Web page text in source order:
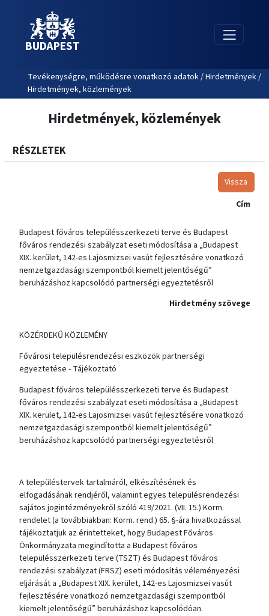
BUDAPEST
Tevékenységre, működésre vonatkozó adatok / Hirdetmények /
Hirdetmények, közlemények
Hirdetmények, közlemények
RÉSZLETEK
Vissza
Cím
Budapest főváros településszerkezeti terve és Budapest
főváros rendezési szabályzat eseti módosítása a „Budapest
XIX. kerület, 142-es Lajosmizsei vasút fejlesztésére vonatkozó
nemzetgazdasági szempontból kiemelt jelentőségű”
beruházáshoz kapcsolódó partnerségi egyeztetésről
Hirdetmény szövege
KÖZÉRDEKŰ KÖZLEMÉNY
Fővárosi településrendezési eszközök partnerségi
egyeztetése - Tájékoztató
Budapest főváros településszerkezeti terve és Budapest
főváros rendezési szabályzat eseti módosítása a „Budapest
XIX. kerület, 142-es Lajosmizsei vasút fejlesztésére vonatkozó
nemzetgazdasági szempontból kiemelt jelentőségű”
beruházáshoz kapcsolódó partnerségi egyeztetésről
A településtervek tartalmáról, elkészítésének és
elfogadásának rendjéről, valamint egyes településrendezési
sajátos jogintézményekről szóló 419/2021. (VII. 15.) Korm.
rendelet (a továbbiakban: Korm. rend.) 65. §-ára hivatkozással
tájékoztatjuk az érintetteket, hogy Budapest Főváros
Önkormányzata megindította a Budapest főváros
településszerkezeti terve (TSZT) és Budapest főváros
rendezési szabályzat (FRSZ) eseti módosítás véleményezési
eljárását a „Budapest XIX. kerület, 142-es Lajosmizsei vasút
fejlesztésére vonatkozó nemzetgazdasági szempontból
kiemelt jelentőségű” beruházáshoz kapcsolódóan.